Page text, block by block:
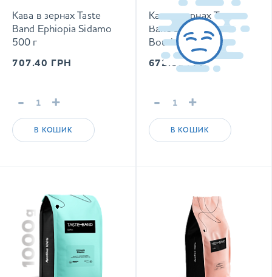
Кава в зернах Taste
Band Ephiopia Sidamo
500 г
707.40 ГРН
- +
В КОШИК
Кава в зернах Taste
Band Brazil Yellow
Bourbon 500 г
672.00ГРН
- +
В КОШИК